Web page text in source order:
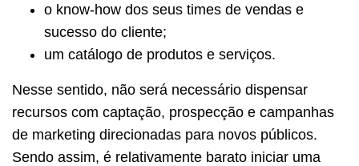
o know-how dos seus times de vendas e
sucesso do cliente;
um catálogo de produtos e serviços.
Nesse sentido, não será necessário dispensar
recursos com captação, prospecção e campanhas
de marketing direcionadas para novos públicos.
Sendo assim, é relativamente barato iniciar uma